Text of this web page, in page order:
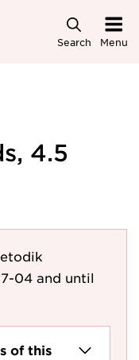
Search Menu
4.5
04 and until
of this